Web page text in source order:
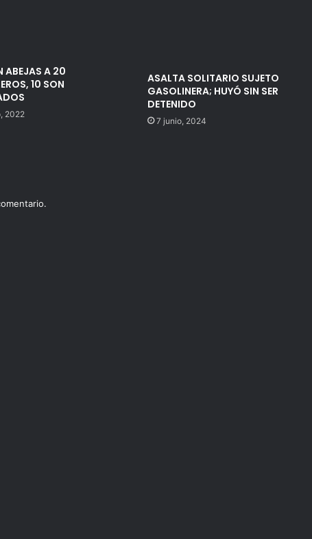
ABEJAS A 20
10 SON
2022
ASALTA SOLITARIO SUJETO
GASOLINERA; HUYÓ SIN SER
DETENIDO
7 junio, 2024